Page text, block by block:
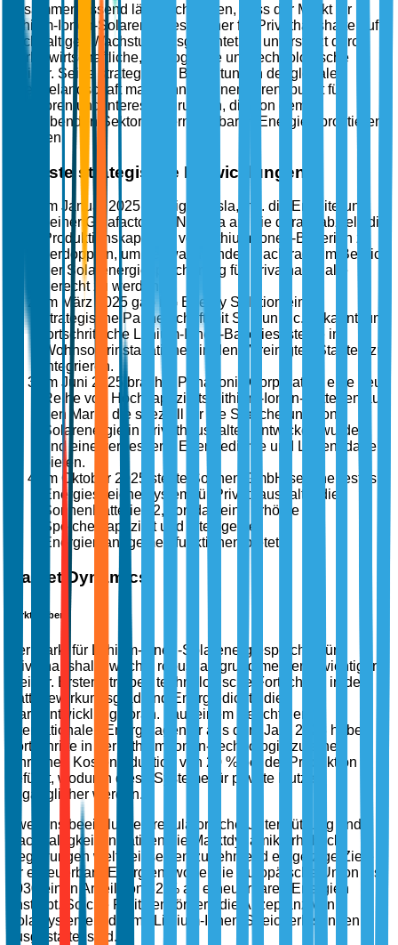
Zusammenfassend lässt sich sagen, dass der Markt für
Lithium-Ionen-Solarenergiespeicher für Privathaushalte auf
nachhaltiges Wachstum ausgerichtet ist, unterstützt durch
starke wirtschaftliche, ökologische und technologische
Treiber. Seine strategische Bedeutung in der globalen
Energielandschaft macht ihn zu einem Brennpunkt für
Investoren und Interessengruppen, die von dem
aufstrebenden Sektor der erneuerbaren Energien profitieren
möchten.
Jüngste strategische Entwicklungen
Im Januar 2025 kündigte Tesla, Inc. die Erweiterung
seiner Gigafactory in Nevada an, die darauf abzielt, die
Produktionskapazität von Lithium-Ionen-Batterien zu
verdoppeln, um der wachsenden Nachfrage im Bereich
der Solarenergiespeicherung für Privathaushalte
gerecht zu werden.
Im März 2025 gab LG Energy Solution eine
strategische Partnerschaft mit Sunrun Inc. bekannt, um
fortschrittliche Lithium-Ionen-Batteriesysteme in
Wohnsolarinstallationen in den Vereinigten Staaten zu
integrieren.
Im Juni 2025 brachte Panasonic Corporation eine neue
Reihe von Hochkapazitäts-Lithium-Ionen-Batterien auf
den Markt, die speziell für die Speicherung von
Solarenergie in Privathaushalten entwickelt wurden
und eine verbesserte Energiedichte und Lebensdauer
bieten.
Im Oktober 2025 stellte Sonnen GmbH sein neuestes
Energiespeichersystem für Privathaushalte, die
SonnenBatterie 12, vor, das eine erhöhte
Speicherkapazität und intelligente
Energiemanagementfunktionen bietet.
Market Dynamics
Markttreiber
Der Markt für Lithium-Ionen-Solarenergiespeicher für
Privathaushalte wächst robust aufgrund mehrerer wichtiger
Treiber. Erstens treiben technologische Fortschritte in der
Batteriewirkungsgrad und Energiedichte die
Marktentwicklung voran. Laut einem Bericht der
Internationalen Energieagentur aus dem Jahr 2023 haben
Fortschritte in der Lithium-Ionen-Technologie zu einer
jährlichen Kostenreduktion von 20 % bei der Produktion
geführt, wodurch diese Systeme für private Nutzer
zugänglicher werden.
Zweitens beeinflussen regulatorische Unterstützung und
Nachhaltigkeitsinitiativen die Marktdynamik erheblich.
Regierungen weltweit setzen zunehmend ehrgeizige Ziele
für erneuerbare Energien, wobei die Europäische Union bis
2030 einen Anteil von 32 % an erneuerbaren Energien
anstrebt. Solche Politiken fördern die Akzeptanz von
Solarsystemen, die mit Lithium-Ionen-Speicherlösungen
ausgestattet sind.